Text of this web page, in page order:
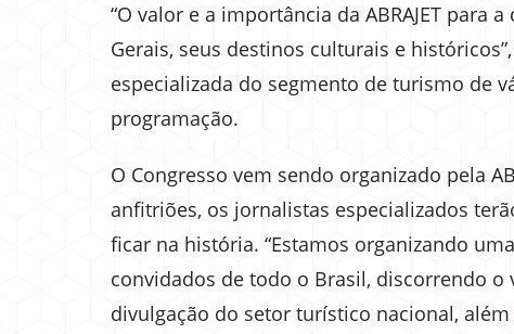
“O valor e a importância da ABRAJET para
Gerais, seus destinos culturais e
especializada do segmento de turismo de
programação.
O Congresso vem sendo organizado pela
anfitriões, os jornalistas especializados
ficar na história. “Estamos organizando
convidados de todo o Brasil, discorrendo
divulgação do setor turístico nacional,